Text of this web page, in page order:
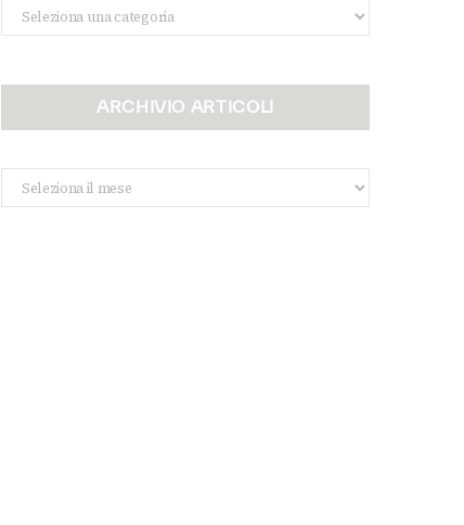
Categorie
ARCHIVIO ARTICOLI
Archivio
Articoli